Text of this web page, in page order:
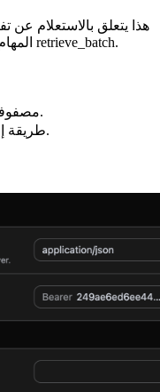
هذا يتعلق بالاستعلام عن
المهام، وما يميزها هو أنه يجب اختيار الإجراء كـ retrieve_batch.
：مصفوفة معرفات المهام المرفوعة.
：طريقة إجراء العملية على المهام.